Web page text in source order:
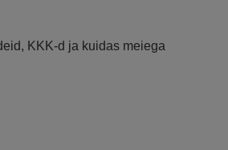
KKK-d ja kuidas meiega